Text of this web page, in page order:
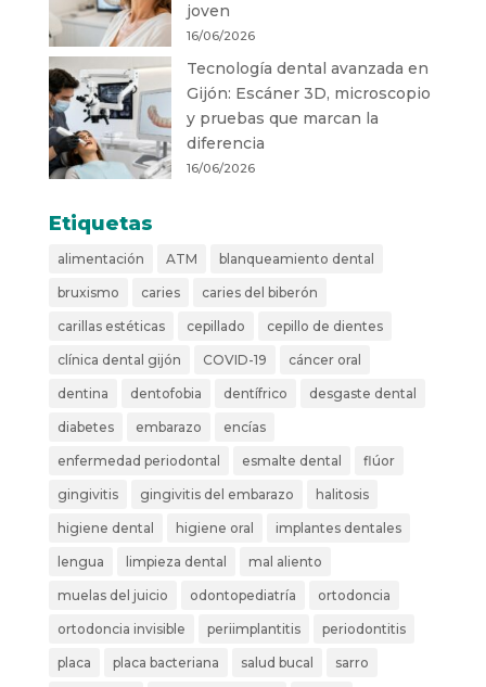
joven
16/06/2026
Tecnología dental avanzada en
Gijón: Escáner 3D, microscopio
y pruebas que marcan la
diferencia
16/06/2026
Etiquetas
alimentación ATM blanqueamiento dental
bruxismo caries caries del biberón
carillas estéticas cepillado cepillo de dientes
clínica dental gijón COVID-19 cáncer oral
dentina dentofobia dentífrico desgaste dental
diabetes embarazo encías
enfermedad periodontal esmalte dental flúor
gingivitis gingivitis del embarazo halitosis
higiene dental higiene oral implantes dentales
lengua limpieza dental mal aliento
muelas del juicio odontopediatría ortodoncia
ortodoncia invisible periimplantitis periodontitis
placa placa bacteriana salud bucal sarro